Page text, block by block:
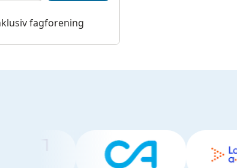
fagforening